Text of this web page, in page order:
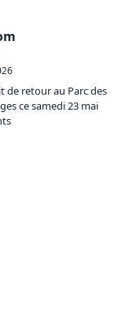
de retour au Parc des
ce samedi 23 mai